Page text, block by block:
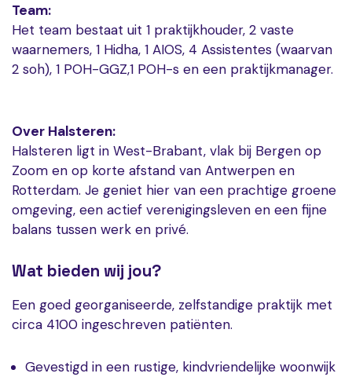
Team:
Het team bestaat uit 1 praktijkhouder, 2 vaste
waarnemers, 1 Hidha, 1 AIOS, 4 Assistentes (waarvan
2 soh), 1 POH-GGZ,1 POH-s en een praktijkmanager.
Over Halsteren:
Halsteren ligt in West-Brabant, vlak bij Bergen op
Zoom en op korte afstand van Antwerpen en
Rotterdam. Je geniet hier van een prachtige groene
omgeving, een actief verenigingsleven en een fijne
balans tussen werk en privé.
Wat bieden wij jou?
Een goed georganiseerde, zelfstandige praktijk met
circa 4100 ingeschreven patiënten.
Gevestigd in een rustige, kindvriendelijke woonwijk